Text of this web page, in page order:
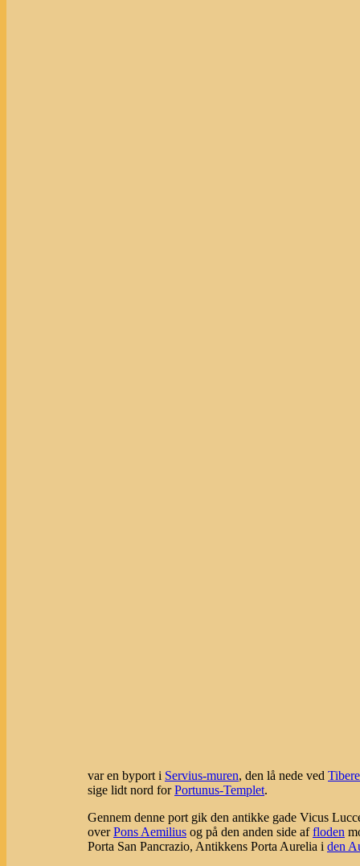
var en byport i Servius-muren, den lå nede ved
sige lidt nord forPortunus-Templet.
Gennem denne port gik den antikke gade Vicus
overPons Aemilius og på den anden side affloden
Porta San Pancrazio, Antikkens Porta Aurelia i den